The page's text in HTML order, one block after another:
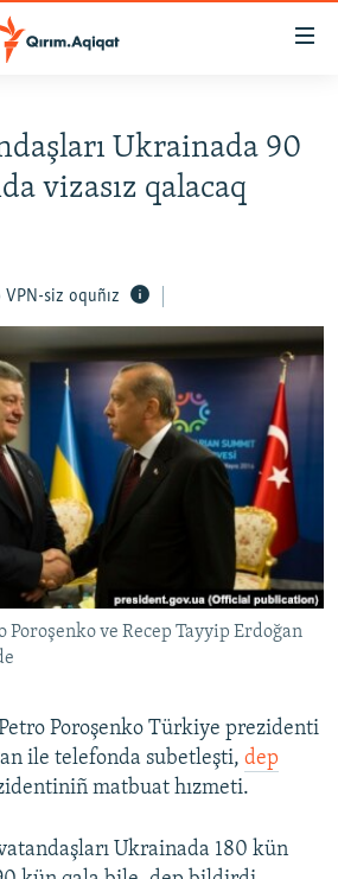
Ukrainada 90
vizasız qalacaq
VPN-siz oquñız
ve Recep Tayyip Erdoğan
Poroşenko Türkiye prezidenti
ile telefonda subetleşti, dep
matbuat hızmeti.
Ukrainada 180 kün